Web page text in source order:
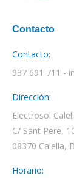
Contacto
Contacto:
937 691 711 -
Dirección:
Electrosol
C/ Sant Pere,
08370 Calella,
Horario: